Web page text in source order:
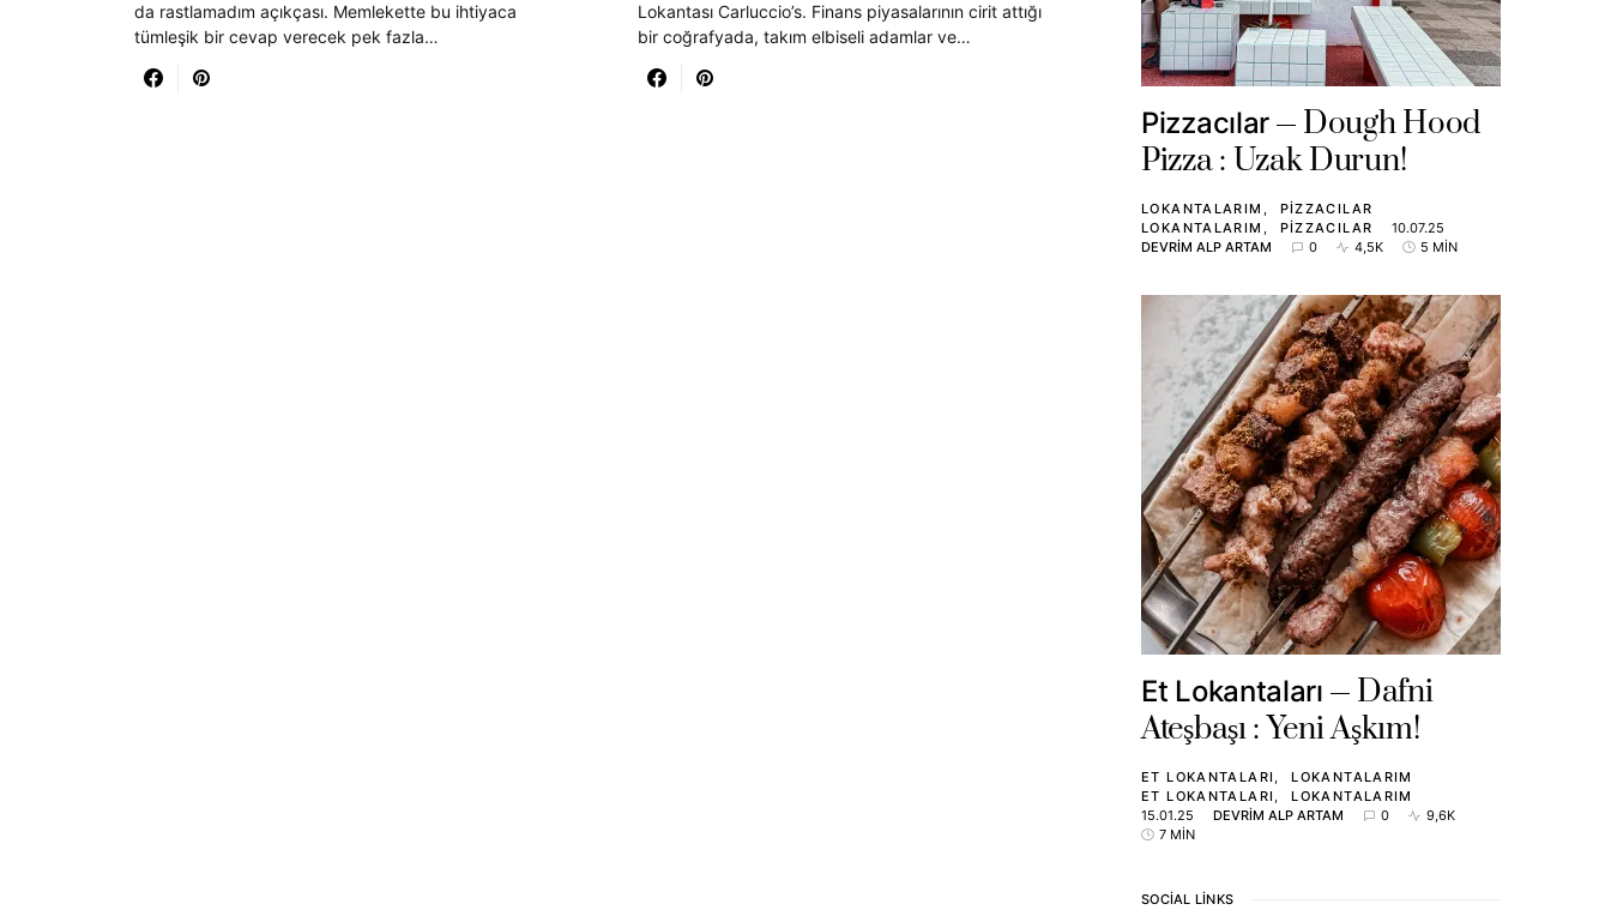
da rastlamadım açıkçası. Memlekette bu ihtiyaca
tümleşik bir cevap verecek pek fazla…
Lokantası Carluccio’s. Finans piyasalarının cirit attığı
bir coğrafyada, takım elbiseli adamlar ve…
Pizzacılar
Dough Hood
Pizza : Uzak Durun!
LOKANTALARIM
PIZZACILAR
LOKANTALARIM
PIZZACILAR
10.07.25
DEVRIM ALP ARTAM
0 4,5K 5 MIN
Et Lokantaları
Dafni
Ateşbaşı : Yeni Aşkım!
ET LOKANTALARI
LOKANTALARIM
ET LOKANTALARI
LOKANTALARIM
15.01.25
DEVRIM ALP ARTAM 0
9,6K
7 MIN
SOCIAL LINKS